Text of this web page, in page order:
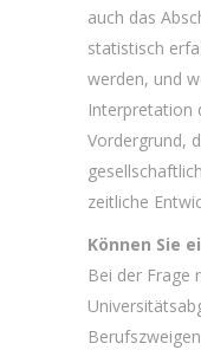
auch das
statistisch
werden, und
Interpretation
Vordergrund,
zeitliche
Können Sie
Bei der Frage